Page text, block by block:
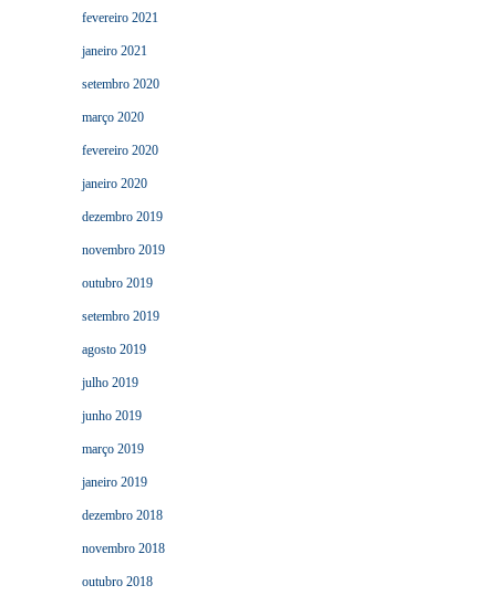
fevereiro 2021
janeiro 2021
setembro 2020
março 2020
fevereiro 2020
janeiro 2020
dezembro 2019
novembro 2019
outubro 2019
setembro 2019
agosto 2019
julho 2019
junho 2019
março 2019
janeiro 2019
dezembro 2018
novembro 2018
outubro 2018